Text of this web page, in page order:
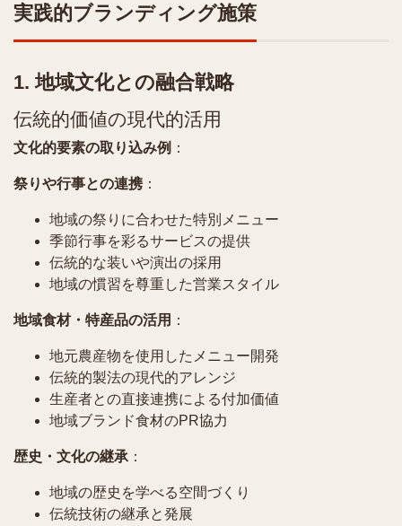
実践的ブランディング施策
1. 地域文化との融合戦略
伝統的価値の現代的活用
文化的要素の取り込み例 ：
祭りや行事との連携 ：
地域の祭りに合わせた特別メニュー
季節行事を彩るサービスの提供
伝統的な装いや演出の採用
地域の慣習を尊重した営業スタイル
地域食材・特産品の活用 ：
地元農産物を使用したメニュー開発
伝統的製法の現代的アレンジ
生産者との直接連携による付加価値
地域ブランド食材のPR協力
歴史・文化の継承 ：
地域の歴史を学べる空間づくり
伝統技術の継承と発展